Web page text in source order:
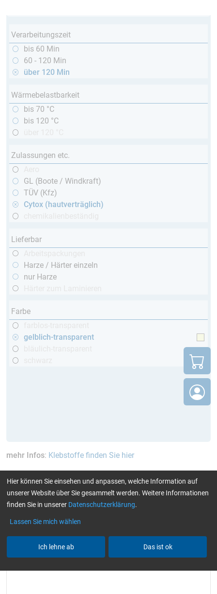
Verarbeitungszeit
bis 60 Min
60 - 120 Min
über 120 Min
Wärmebelastbarkeit
bis 70 °C
bis 120 °C
Zulassungen etc.
GL (Boote / Windkraft)
TÜV (Kfz)
Cytox (hautverträglich)
Lieferbar
Harze / Härter einzeln
nur Harze
Farbe
gelblich-transparent
mehr Infos: Klebstoffe finden Sie hier
aktuelle Filter: über 120 Min
Cytox
(hautverträglich)
gelblich-transparent
Alle Filter zurücksetzen
Hier können Sie einsehen und anpassen, welche Information auf
unserer Website über Sie gesammelt werden. Weitere Informationen
finden Sie in unserer Datenschutzerklärung.
Lassen Sie mich wählen
Ich lehne ab Das ist ok